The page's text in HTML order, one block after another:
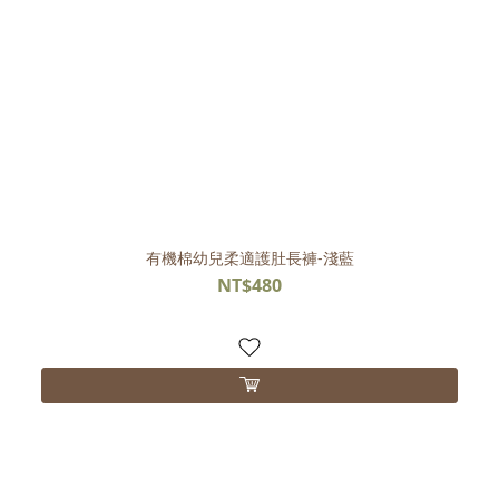
有機棉幼兒柔適護肚長褲-淺藍
NT$480